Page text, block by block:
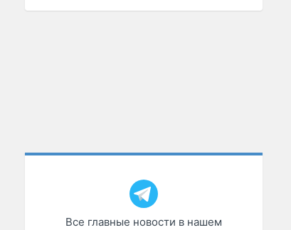
Все главные новости в нашем